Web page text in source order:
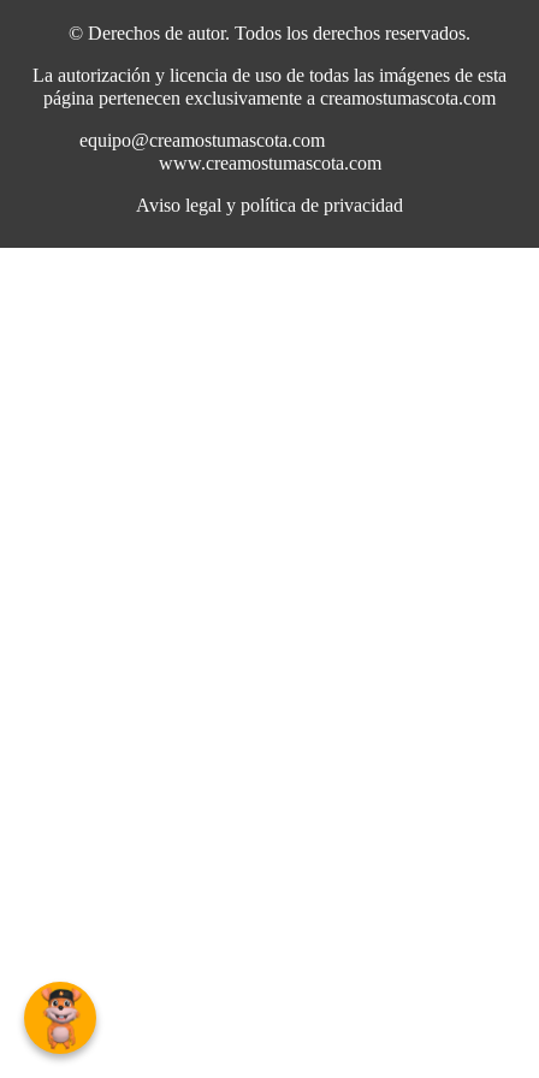
© Derechos de autor. Todos los derechos reservados.
La autorización y licencia de uso de todas las imágenes de esta
página pertenecen exclusivamente a creamostumascota.com
equipo@creamostumascota.com
www.creamostumascota.com
Aviso legal y política de privacidad